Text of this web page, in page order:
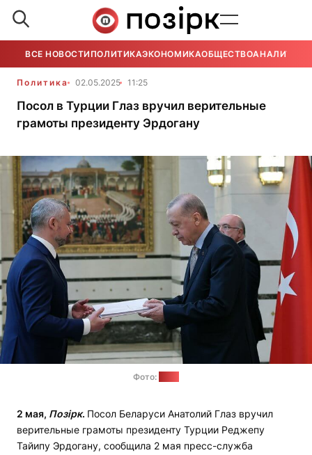
ВСЕ НОВОСТИ ПОЛИТИКАЭКОНОМИКАОБЩЕСТВОАНАЛИТИКА
Политика 02.05.2025 11:25
Посол в Турции Глаз вручил верительные
грамоты президенту Эрдогану
Фото:
2 мая, Позірк. Посол Беларуси Анатолий Глаз вручил
верительные грамоты президенту Турции Реджепу
Тайипу Эрдогану, сообщила 2 мая пресс-служба